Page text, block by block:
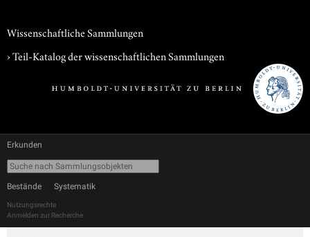
Wissenschaftliche Sammlungen
› Teil-Katalog der wissenschaftlichen Sammlungen
Erkunden
Bestände Systematik
Nutzungsrechte
Anmelden zur Recherche